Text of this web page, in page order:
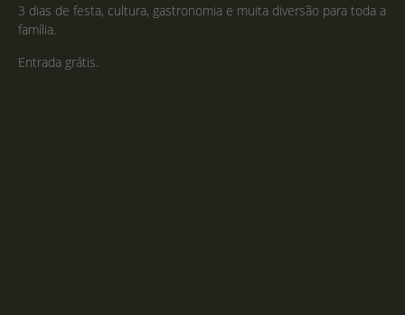
3 dias de festa, cultura, gastronomia e muita diversão para toda a
família.
Entrada grátis.